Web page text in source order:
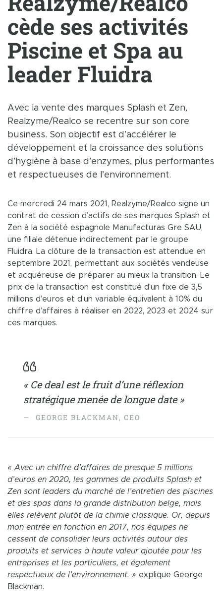
cède ses activités
Piscine et Spa au
leader Fluidra
Avec la vente des marques Splash et Zen,
Realzyme/Realco se recentre sur son core
business. Son objectif est d’accélérer le
développement et la croissance des solutions
d’hygiène à base d’enzymes, plus performantes
et respectueuses de l’environnement.
Ce mercredi 24 mars 2021, Realzyme/Realco signe un
contrat de cession d’actifs de ses marques Splash et
Zen à la société espagnole Manufacturas Gre SAU,
une filiale détenue indirectement par le groupe
Fluidra. La clôture de la transaction est attendue en
septembre 2021, permettant aux sociétés vendeuse
et acquéreuse de préparer au mieux la transition. Le
prix de la transaction est constitué d’un fixe de 3,5
millions d’euros et d’un variable équivalent à 10% du
chiffre d’affaires à réaliser en 2022, 2023 et 2024 sur
ces marques.
« Ce deal est le fruit d’une réflexion
stratégique menée de longue date »
GEORGE BLACKMAN, CEO
« Avec un chiffre d’affaires de presque 5 millions
d’euros en 2020, les gammes de produits Splash et
Zen sont leaders du marché de l’entretien des piscines
et des spas dans la grande distribution belge, mais
elles relèvent plutôt de la chimie classique. Or, depuis
mon entrée en fonction en 2017, nos équipes ne
cessent de consolider leurs activités autour des
produits et services à haute valeur ajoutée pour les
entreprises et les particuliers, et également
respectueux de l’environnement. » explique George
Blackman.